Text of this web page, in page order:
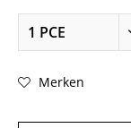
Merken